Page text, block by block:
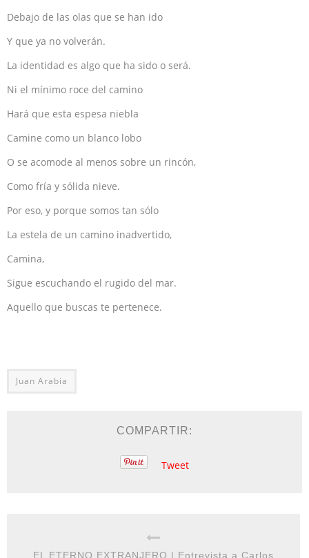
Debajo de las olas que se han ido
Y que ya no volverán.
La identidad es algo que ha sido o será.
Ni el mínimo roce del camino
Hará que esta espesa niebla
Camine como un blanco lobo
O se acomode al menos sobre un rincón,
Como fría y sólida nieve.
Por eso, y porque somos tan sólo
La estela de un camino inadvertido,
Camina,
Sigue escuchando el rugido del mar.
Aquello que buscas te pertenece.
Juan Arabia
COMPARTIR:
Tweet
EL ETERNO EXTRANJERO | Entrevista a Carlos